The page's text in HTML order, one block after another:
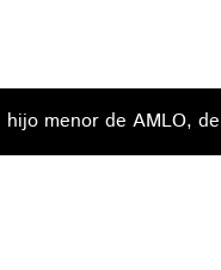
hijo menor de AMLO,